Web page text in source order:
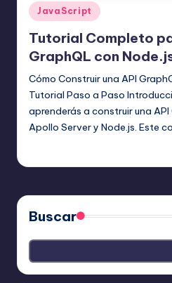
Publicado
en
JavaScript
Tutorial Completo
GraphQL con
Cómo Construir una API
Tutorial Paso a Paso
aprenderás a construir una
Apollo Server y Node.js. Este
Buscar